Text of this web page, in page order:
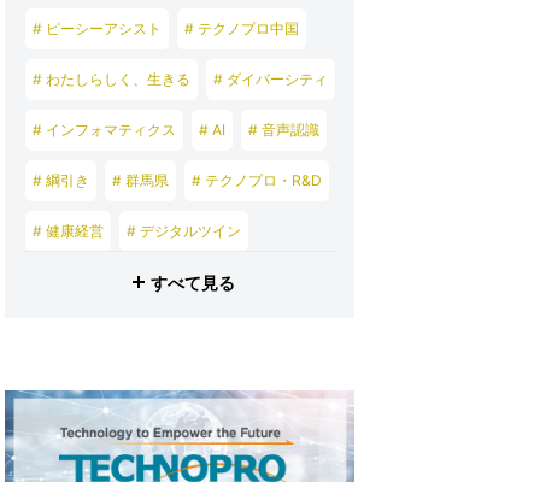
# ピーシーアシスト # テクノプロ中国
# わたしらしく、生きる # ダイバーシティ
# インフォマティクス # AI # 音声認識
# 綱引き # 群馬県 # テクノプロ・R&D
# 健康経営 # デジタルツイン
# 産業メタバース # 東京理科大学
# テクノプロ・デザイン
すべて見る